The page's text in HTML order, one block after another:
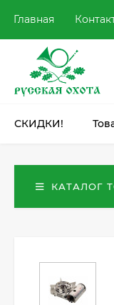
Главная
СКИДКИ!
КАТАЛОГ